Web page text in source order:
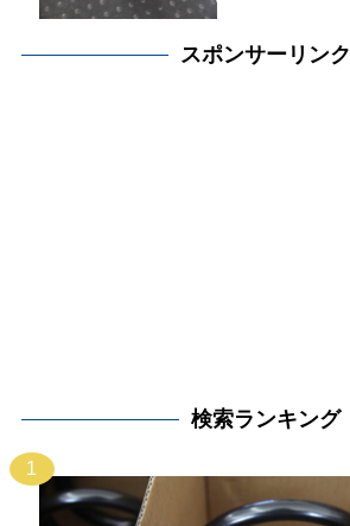
スポンサーリンク
検索ランキング
1